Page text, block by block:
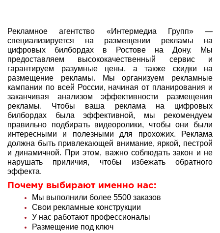
Рекламное агентство «Интермедиа Групп» —
специализируется на размещении рекламы на
цифровых билбордах в Ростове на Дону. Мы
предоставляем высококачественный сервис и
гарантируем разумные цены, а также скидки на
размещение рекламы. Мы организуем рекламные
кампании по всей России, начиная от планирования и
заканчивая анализом эффективности размещения
рекламы. Чтобы ваша реклама на цифровых
билбордах была эффективной, мы рекомендуем
правильно подбирать видеоролики, чтобы они были
интересными и полезными для прохожих. Реклама
должна быть привлекающей внимание, яркой, пестрой
и динамичной. При этом, важно соблюдать закон и не
нарушать приличия, чтобы избежать обратного
эффекта.
Почему выбирают именно нас:
Мы выполнили более 5500 заказов
Свои рекламные конструкции
У нас работают профессионалы
Размещение под ключ